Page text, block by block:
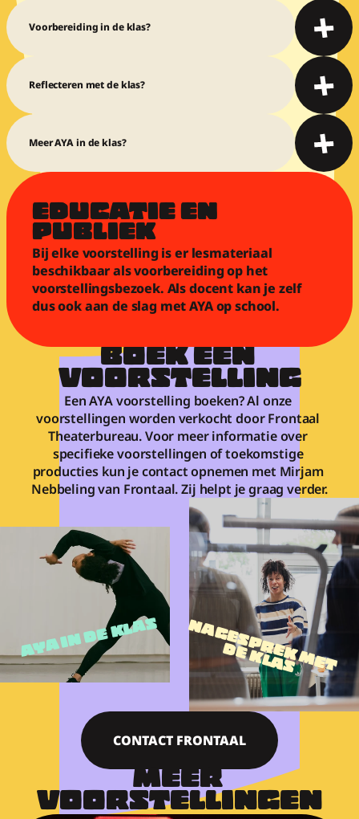
Voorbereiding in de klas?
Reflecteren met de klas?
Meer AYA in de klas?
EDUCATIE EN
PUBLIEK
Bij elke voorstelling is er lesmateriaal
beschikbaar als voorbereiding op het
voorstellingsbezoek. Als docent kan je zelf
dus ook aan de slag met AYA op school.
BOEK EEN
VOORSTELLING
Een AYA voorstelling boeken? Al onze
voorstellingen worden verkocht door Frontaal
Theaterbureau. Voor meer informatie over
specifieke voorstellingen of toekomstige
producties kun je contact opnemen met Mirjam
Nebbeling van Frontaal. Zij helpt je graag verder.
AYA IN DE KLAS N
A
G
E
S
P
R
E
K
M
E
T
D
E
K
L
A
S
CONTACT FRONTAAL
MEER
VOORSTELLINGEN